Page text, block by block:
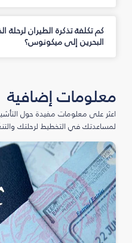
كم تكلفة تذكرة الطيران لرحلة
البحرين إلى ميكونوس؟
معلومات إضافية
اعثر على معلومات مفيدة حول
لمساعدتك في التخطيط لرحلتك